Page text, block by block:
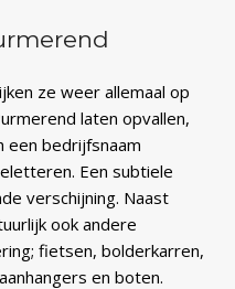
ze weer allemaal op
laten opvallen,
een bedrijfsnaam
Een subtiele
verschijning. Naast
ook andere
fietsen, bolderkarren,
en boten.